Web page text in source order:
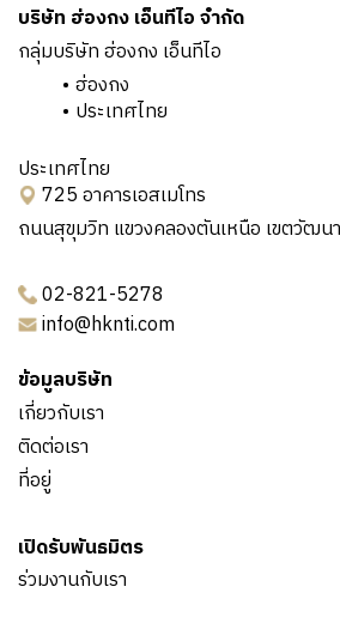
บริษัท ฮ่องกง เอ็นทีไอ จำกัด
กลุ่มบริษัท ฮ่องกง เอ็นทีไอ
ฮ่องกง
ประเทศไทย
ประเทศไทย
725 อาคารเอสเมโทร
ถนนสุขุมวิท แขวงคลองตันเหนือ เขตวัฒน
02-821-5278
info@hknti.com
ข้อมูลบริษัท
เกี่ยวกับเรา
ติดต่อเรา
ที่อยู่
เปิดรับพันธมิตร
ร่วมงานกับเรา